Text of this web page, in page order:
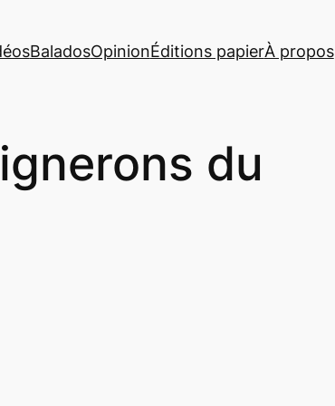
BaladosOpinionÉditions papierÀ propos
du